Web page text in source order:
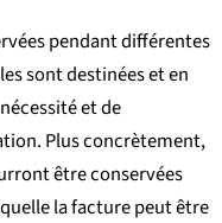
pendant différentes
sont destinées et en
et de
Plus concrètement,
être conservées
la facture peut être